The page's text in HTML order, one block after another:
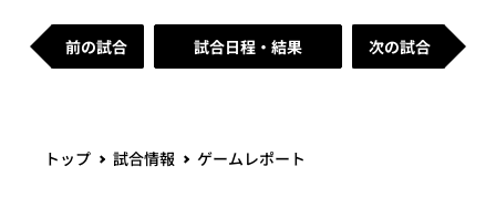
前の試合 試合日程・結果 次の試合
トップ 試合情報 ゲームレポート